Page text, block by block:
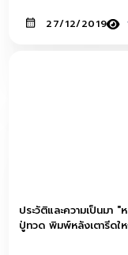
27/12/2019
ประวัติและความเป็นมา "
ปู่ทวด พิมพ์หลังเตารีด